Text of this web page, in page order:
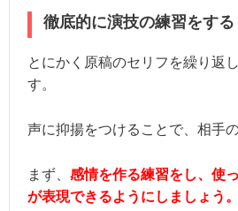
徹底的に演技の練習をする
とにかく原稿のセリフを繰り返
す。
声に抑揚をつけることで、相手
まず、 感情を作る練習をし、使
が表現できるようにしましょう。